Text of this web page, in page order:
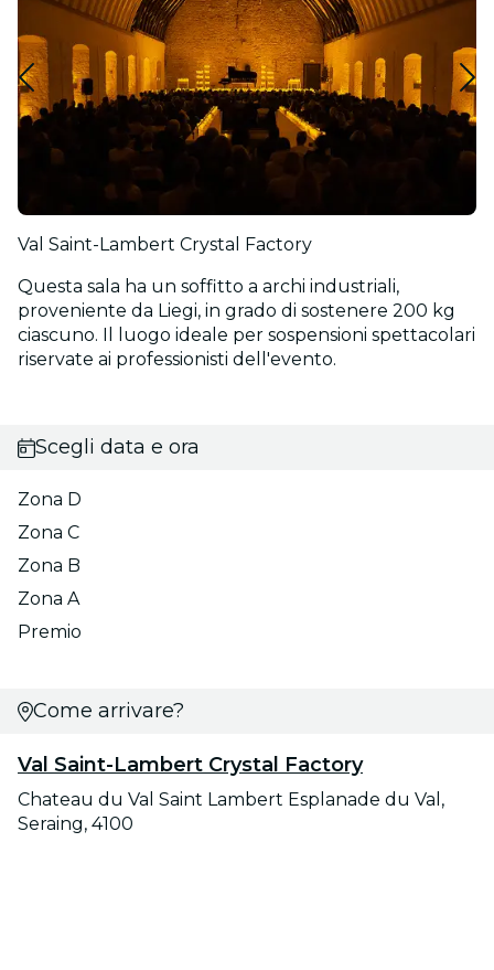
Val Saint-Lambert Crystal Factory
Questa sala ha un soffitto a archi industriali,
proveniente da Liegi, in grado di sostenere 200 kg
ciascuno. Il luogo ideale per sospensioni spettacolari
riservate ai professionisti dell'evento.
Scegli data e ora
Zona D
Zona C
Zona B
Zona A
Premio
Come arrivare?
Val Saint-Lambert Crystal Factory
Chateau du Val Saint Lambert Esplanade du Val,
Seraing, 4100